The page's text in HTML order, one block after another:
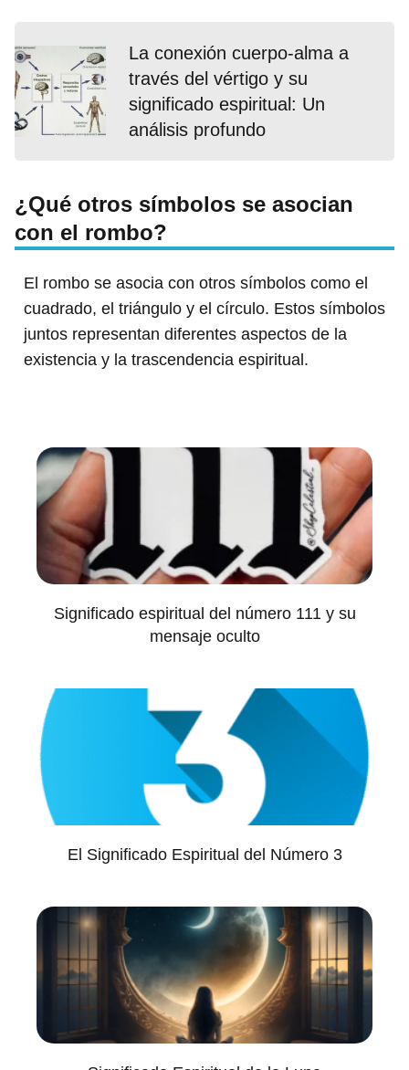
La conexión cuerpo-alma a
través del vértigo y su
significado espiritual: Un
análisis profundo
¿Qué otros símbolos se asocian
con el rombo?
El rombo se asocia con otros símbolos como el
cuadrado, el triángulo y el círculo. Estos símbolos
juntos representan diferentes aspectos de la
existencia y la trascendencia espiritual.
Significado espiritual del número 111 y su
mensaje oculto
El Significado Espiritual del Número 3